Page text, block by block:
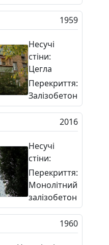
1959
Несучі
стіни:
Цегла
Перекриття:
Залізобетон
2016
Несучі
стіни:
Перекриття:
Монолітний
залізобетон
1960